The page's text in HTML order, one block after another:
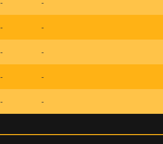
- -
- -
- -
- -
- -